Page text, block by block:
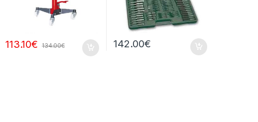
113.10€ 134.00€ 142.00€